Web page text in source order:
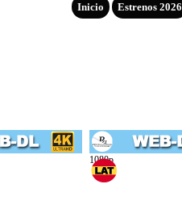
Inicio Estrenos 2026